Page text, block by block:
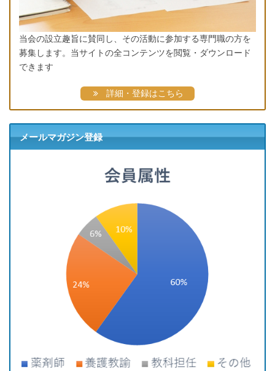
当会の設立趣旨に賛同し、その活動に参加する専門職の方を
募集します。当サイトの全コンテンツを閲覧・ダウンロード
できます
詳細・登録はこちら
メールマガジン登録